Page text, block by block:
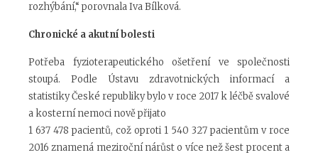
rozhýbání,“ porovnala Iva Bílková.
Chronické a akutní bolesti
Potřeba fyzioterapeutického ošetření ve společnosti
stoupá. Podle Ústavu zdravotnických informací a
statistiky České republiky bylo v roce 2017 k léčbě svalové
a kosterní nemoci nově přijato
1 637 478 pacientů, což oproti 1 540 327 pacientům v roce
2016 znamená meziroční nárůst o více než šest procent a